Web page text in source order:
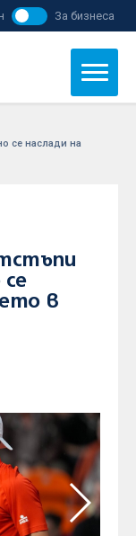
За бизнеса
се наслади на
в